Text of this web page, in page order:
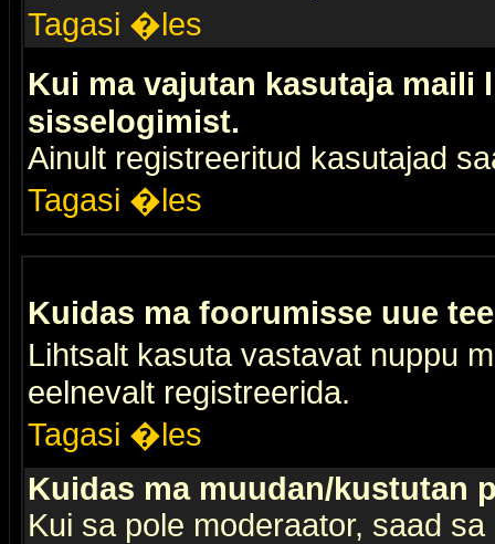
Tagasi �les
Kui ma vajutan kasutaja
sisselogimist.
Ainult registreeritud kasutajad
Tagasi �les
Kuidas ma foorumisse uue
Lihtsalt kasuta vastavat nuppu
eelnevalt registreerida.
Tagasi �les
Kuidas ma muudan/kustutan
Kui sa pole moderaator, saad